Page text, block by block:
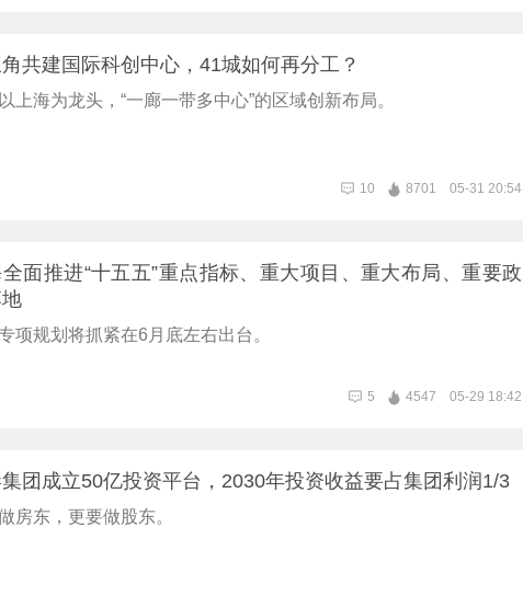
共建国际科创中心，41城如何再分工？
上海为龙头，“一廊一带多中心”的区域创新布局。
10 8701 05-31 20:54
面推进“十五五”重点指标、重大项目、重大布局、重要政
项规划将抓紧在6月底左右出台。
5 4547 05-29 18:42
团成立50亿投资平台，2030年投资收益要占集团利润1/3
房东，更要做股东。